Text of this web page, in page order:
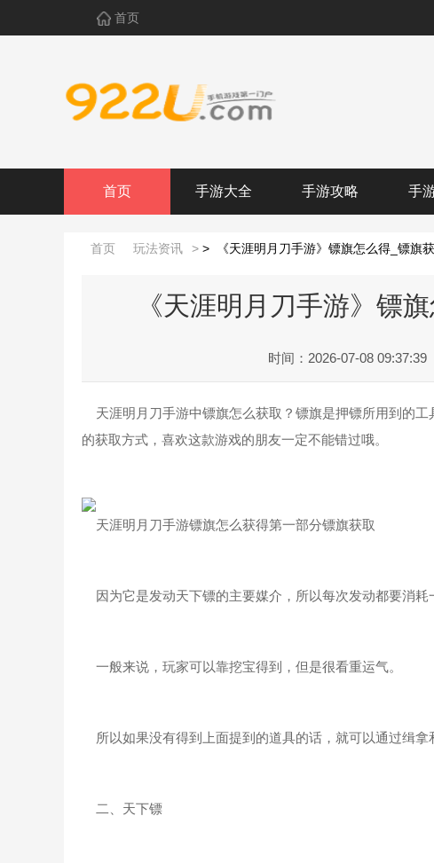
首页
首页 手游大全 手游攻略 手
首页 >
玩法资讯 > 《天涯明月刀手游》镖旗怎么得_镖旗
《天涯明月刀手游》镖
时间：2026-07-08 09:37:39
天涯明月刀手游中镖旗怎么获取？镖旗是押镖所用到的
的获取方式，喜欢这款游戏的朋友一定不能错过哦。
天涯明月刀手游镖旗怎么获得第一部分镖旗获取
因为它是发动天下镖的主要媒介，所以每次发动都要消耗
一般来说，玩家可以靠挖宝得到，但是很看重运气。
所以如果没有得到上面提到的道具的话，就可以通过缉拿
二、天下镖